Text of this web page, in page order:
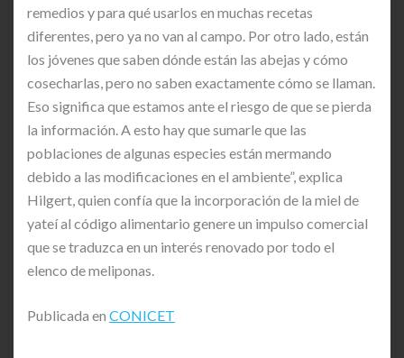
remedios y para qué usarlos en muchas recetas
diferentes, pero ya no van al campo. Por otro lado, están
los jóvenes que saben dónde están las abejas y cómo
cosecharlas, pero no saben exactamente cómo se llaman.
Eso significa que estamos ante el riesgo de que se pierda
la información. A esto hay que sumarle que las
poblaciones de algunas especies están mermando
debido a las modificaciones en el ambiente”, explica
Hilgert, quien confía que la incorporación de la miel de
yateí al código alimentario genere un impulso comercial
que se traduzca en un interés renovado por todo el
elenco de meliponas.
Publicada en CONICET